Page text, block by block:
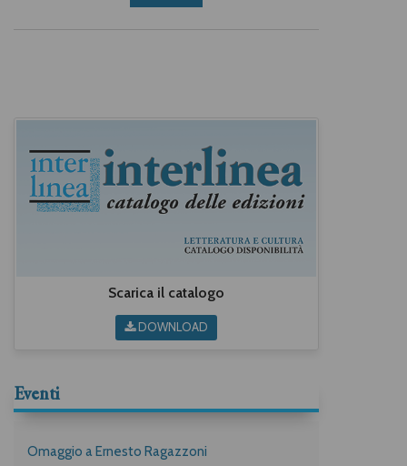
Scarica il catalogo
DOWNLOAD
Eventi
Omaggio a Ernesto Ragazzoni